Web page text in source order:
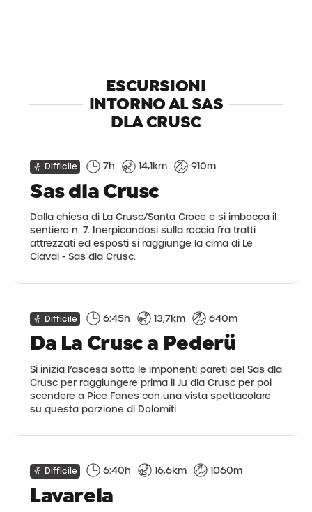
ESCURSIONI
INTORNO AL SAS
DLA CRUSC
Difficile 7h 14,1km 910m
Sas dla Crusc
Dalla chiesa di La Crusc/Santa Croce e si imbocca il
sentiero n. 7. Inerpicandosi sulla roccia fra tratti
attrezzati ed esposti si raggiunge la cima di Le
Ciaval - Sas dla Crusc.
Difficile 6:45h 13,7km 640m
Da La Crusc a Pederü
Si inizia l’ascesa sotto le imponenti pareti del Sas dla
Crusc per raggiungere prima il Ju dla Crusc per poi
scendere a Pice Fanes con una vista spettacolare
su questa porzione di Dolomiti
Difficile 6:40h 16,6km 1060m
Lavarela